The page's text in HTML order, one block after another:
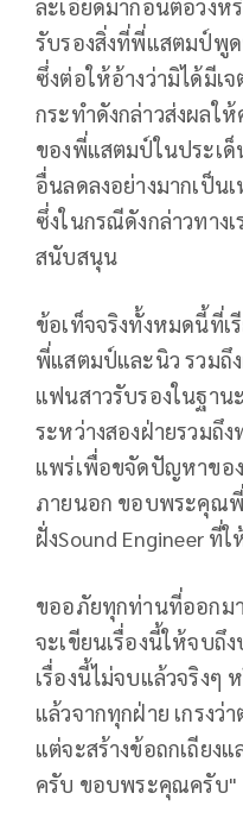
ละเอียดมาก่อนต่อวงห
รับรองสิ่งที่พี่แสตมป์พู
ซึ่งต่อให้อ้างว่ามิได้มีเ
กระทำดังกล่าวส่งผลใ
ของพี่แสตมป์ในประเ
อื่นลดลงอย่างมากเป็น
ซึ่งในกรณีดังกล่าวทาง
สนับสนุน
ข้อเท็จจริงทั้งหมดนี้ที่เ
พี่แสตมป์และนิว รวมถึง
แฟนสาวรับรองในฐาน
ระหว่างสองฝ่ายรวมถึ
แพร่เพื่อขจัดปัญหาขอ
ภายนอก ขอบพระคุณ
ฝั่งSound Engineer ที่
ขออภัยทุกท่านที่ออกม
จะเขียนเรื่องนี้ให้จบถึ
เรื่องนี้ไม่จบแล้วจริงๆ
แล้วจากทุกฝ่าย เกรง
แต่จะสร้างข้อถกเถียง
ครับ ขอบพระคุณครับ"